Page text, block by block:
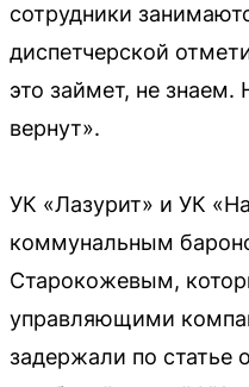
сотрудники
диспетчерской
это займет, не знаем.
вернут».
УК «Лазурит» и УК
коммунальным
Старокожевым,
управляющими
задержали по статье